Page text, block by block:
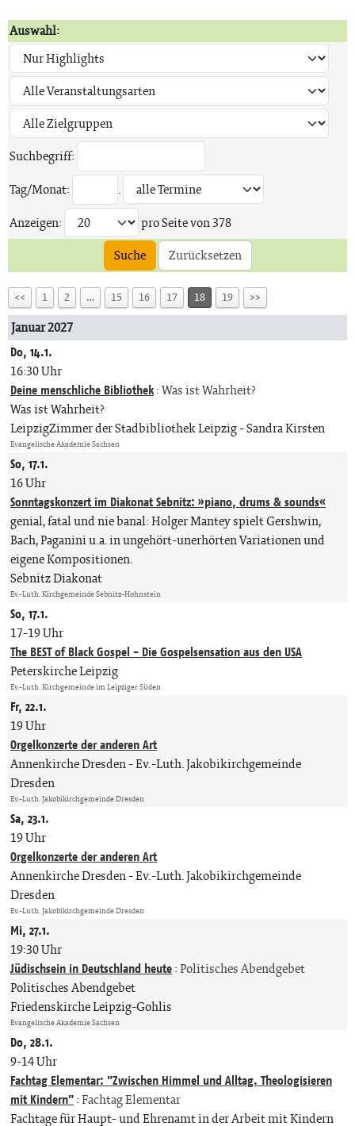
Auswahl:
Suchbegriff:
Tag/Monat:
.
Anzeigen:
pro Seite von378
Suche
Zurücksetzen
<< 1 2 … 15 16 17 18 19 >>
Januar 2027
Do, 14.1.
16:30 Uhr
Deine menschliche Bibliothek:Was ist Wahrheit?
Was ist Wahrheit?
LeipzigZimmer der Stadbibliothek Leipzig Sandra Kirsten
Evangelische Akademie Sachsen
So, 17.1.
16 Uhr
Sonntagskonzert im Diakonat Sebnitz: »piano, drums & sounds«
genial, fatal und nie banal: Holger Mantey spielt Gershwin,
Bach, Paganini u.a. in ungehört-unerhörten Variationen und
eigene Kompositionen.
Sebnitz Diakonat
Ev.-Luth. Kirchgemeinde Sebnitz-Hohnstein
So, 17.1.
17-19 Uhr
The BEST of Black Gospel - Die Gospelsensation aus den USA
Peterskirche Leipzig
Ev.-Luth. Kirchgemeinde im Leipziger Süden
Fr, 22.1.
19 Uhr
Orgelkonzerte der anderen Art
Annenkirche Dresden Ev.-Luth. Jakobikirchgemeinde
Dresden
Ev.-Luth. Jakobikirchgemeinde Dresden
Sa, 23.1.
19 Uhr
Orgelkonzerte der anderen Art
Annenkirche Dresden Ev.-Luth. Jakobikirchgemeinde
Dresden
Ev.-Luth. Jakobikirchgemeinde Dresden
Mi, 27.1.
19:30 Uhr
Jüdischsein in Deutschland heute:Politisches Abendgebet
Politisches Abendgebet
Friedenskirche Leipzig-Gohlis
Evangelische Akademie Sachsen
Do, 28.1.
9-14 Uhr
Fachtag Elementar: "Zwischen Himmel und Alltag. Theologisieren
mit Kindern":Fachtag Elementar
Fachtage für Haupt- und Ehrenamt in der Arbeit mit Kindern